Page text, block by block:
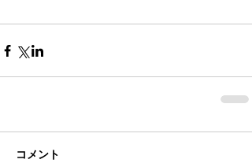
コメント